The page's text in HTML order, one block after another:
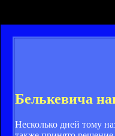
Белькевича
Несколько дней тому